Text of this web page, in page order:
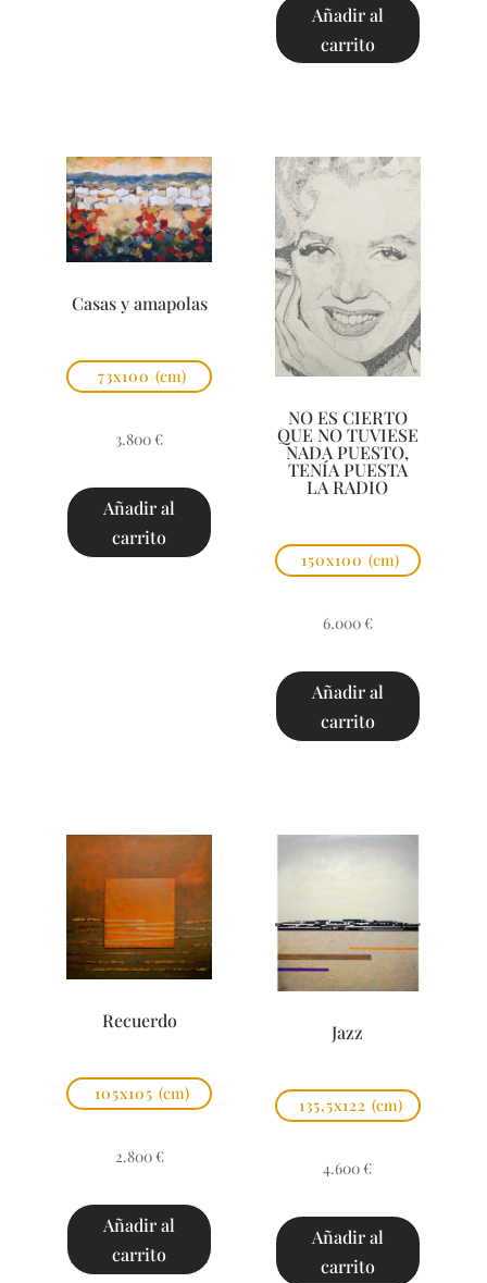
Añadir al
carrito
Casas y amapolas
73x100 (cm)
3.800 €
Añadir al
carrito
NO ES CIERTO
QUE NO TUVIESE
NADA PUESTO,
TENÍA PUESTA
LA RADIO
150x100 (cm)
6.000 €
Añadir al
carrito
Recuerdo
105x105 (cm)
2.800 €
Añadir al
carrito
Jazz
135,5x122 (cm)
4.600 €
Añadir al
carrito